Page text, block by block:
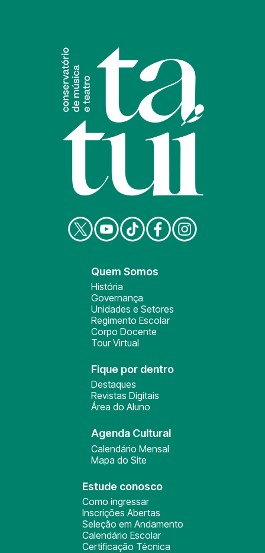
Quem Somos
História
Governança
Unidades e Setores
Regimento Escolar
Corpo Docente
Tour Virtual
Fique por dentro
Destaques
Revistas Digitais
Área do Aluno
Agenda Cultural
Calendário Mensal
Mapa do Site
Estude conosco
Como ingressar
Inscrições Abertas
Seleção em Andamento
Calendário Escolar
Certificação Técnica